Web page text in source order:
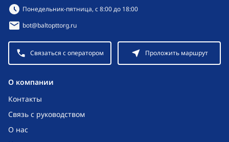
O компании
Контакты
Связь с руководством
О нас
Режим работы:
Понедельник-пятница, с 8:00 до 18:00
bot@baltopttorg.ru
Связаться с оператором Проложить маршрут